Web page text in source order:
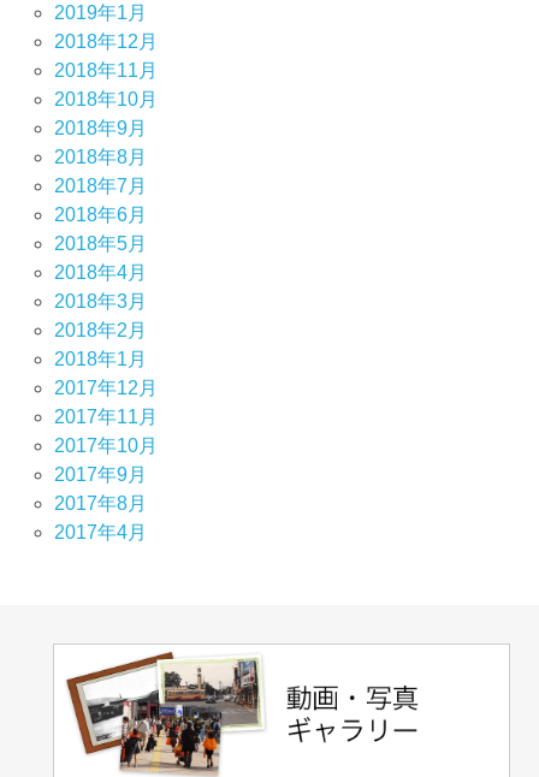
2019年1月
2018年12月
2018年11月
2018年10月
2018年9月
2018年8月
2018年7月
2018年6月
2018年5月
2018年4月
2018年3月
2018年2月
2018年1月
2017年12月
2017年11月
2017年10月
2017年9月
2017年8月
2017年4月